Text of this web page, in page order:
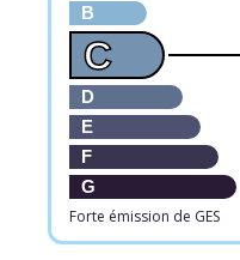
B
C
D
E
F
G
Forte émission de GES